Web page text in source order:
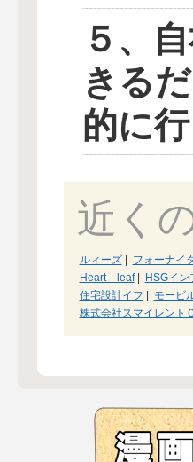
５、
きる
的に行
近く
ルィーズ| フォーナイ
Heart leaf| HSGイ
住宅設計イフ
モービ
株式会社スマイレント